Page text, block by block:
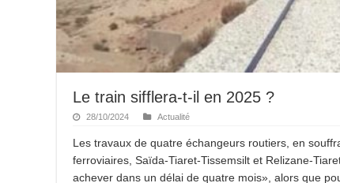
Le train sifflera-t-il en 2025 ?
28/10/2024 Actualité
Les travaux de quatre échangeurs routiers, en
ferroviaires, Saïda-Tiaret-Tissemsilt et Relizane-
achever dans un délai de quatre mois», alors que